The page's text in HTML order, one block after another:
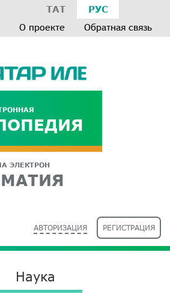
ТАТ РУС
О проекте Обратная связь
ЭЛЕКТРОН
АВТОРИЗАЦИЯ РЕГИСТРАЦИЯ
Наука